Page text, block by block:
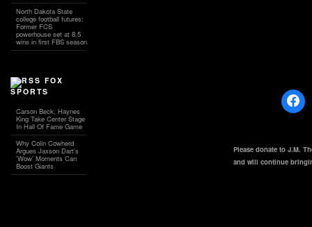
North Dakota State
college football futures:
Former FCS
powerhouse set at 8.5
wins in first FBS season
FOX
SPORTS
Carson Beck, Haynes
King Take Center Stage
In Hall Of Fame Game
Why Colin Cowherd
Argues Jaxson Dart's
'Wow' Moments Can
Boost Giants
Please donate to J.M.
and will continue